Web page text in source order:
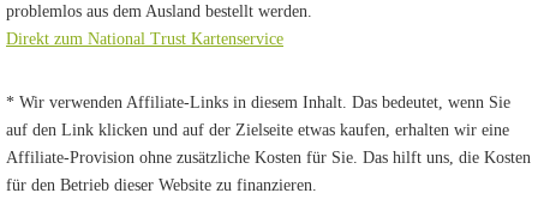
problemlos aus dem Ausland bestellt werden.
Direkt zum National Trust Kartenservice
* Wir verwenden Affiliate-Links in diesem Inhalt. Das bedeutet, wenn Sie
auf den Link klicken und auf der Zielseite etwas kaufen, erhalten wir eine
Affiliate-Provision ohne zusätzliche Kosten für Sie. Das hilft uns, die Kosten
für den Betrieb dieser Website zu finanzieren.